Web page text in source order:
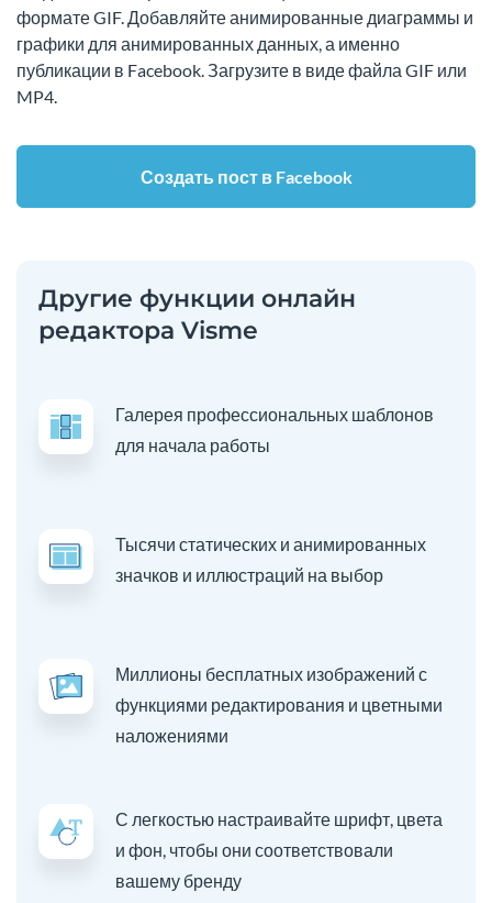
формате GIF. Добавляйте анимированные диаграммы и
графики для анимированных данных, а именно
публикации в Facebook. Загрузите в виде файла GIF или
MP4.
Создать пост в Facebook
Другие функции онлайн
редактора Visme
Галерея профессиональных шаблонов
для начала работы
Тысячи статических и анимированных
значков и иллюстраций на выбор
Миллионы бесплатных изображений с
функциями редактирования и цветными
наложениями
С легкостью настраивайте шрифт, цвета
и фон, чтобы они соответствовали
вашему бренду